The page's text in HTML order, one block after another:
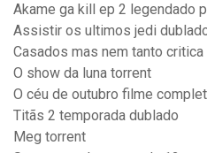
Akame ga kill ep 2 legendado
Assistir os ultimos jedi
Casados mas nem tanto critica
O show da luna torrent
O céu de outubro filme
Titãs 2 temporada dublado
Meg torrent